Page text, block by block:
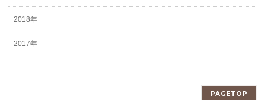
2018年
2017年
PAGETOP